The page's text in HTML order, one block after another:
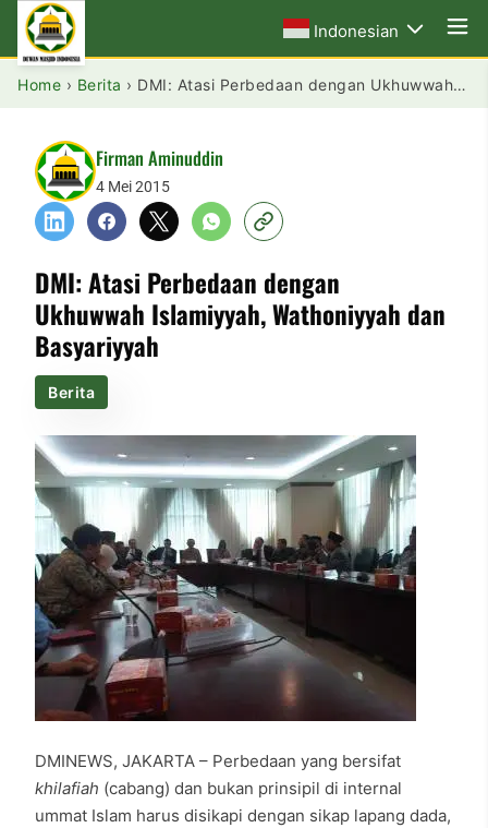
Indonesian
Home › Berita › DMI: Atasi Perbedaan dengan Ukhuwwah Islamiyyah, Wathoniyyah dan Basyariyyah
Firman Aminuddin
4 Mei 2015
DMI: Atasi Perbedaan dengan
Ukhuwwah Islamiyyah, Wathoniyyah dan
Basyariyyah
Berita
DMINEWS, JAKARTA – Perbedaan yang bersifat
khilafiah (cabang) dan bukan prinsipil di internal
ummat Islam harus disikapi dengan sikap lapang dada,